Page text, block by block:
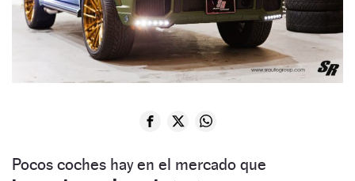
Pocos coches hay en el mercado que